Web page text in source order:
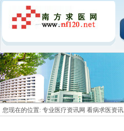
您现在的位置: 专业医疗资讯网 看病求医资